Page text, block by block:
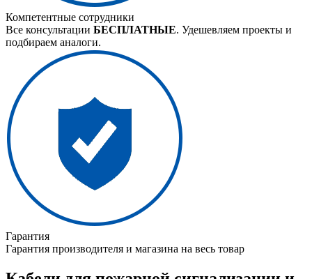
Компетентные сотрудники
Все консультации БЕСПЛАТНЫЕ. Удешевляем проекты и
подбираем аналоги.
Гарантия
Гарантия производителя и магазина на весь товар